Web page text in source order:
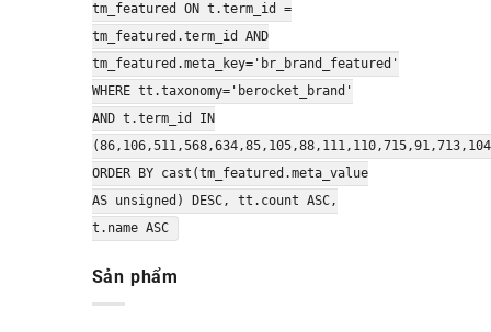
tm_featured ON t.term_id =
tm_featured.term_id AND
tm_featured.meta_key='br_brand_featured'
WHERE tt.taxonomy='berocket_brand'
AND t.term_id IN
ORDER BY cast(tm_featured.meta_value
AS unsigned) DESC, tt.count ASC,
t.name ASC
Sản phẩm